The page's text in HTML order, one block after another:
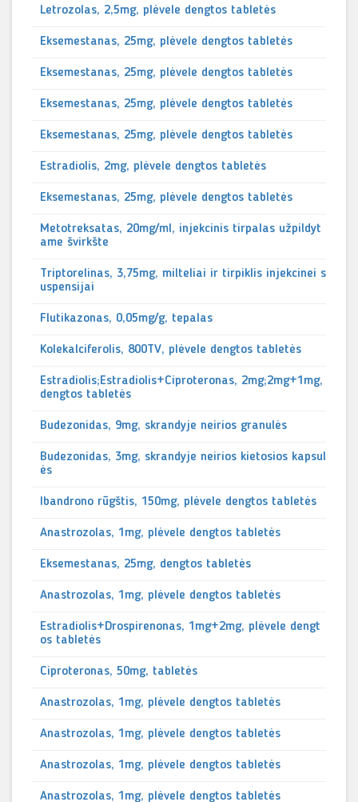
Letrozolas, 2,5mg, plėvele dengtos tabletės
Eksemestanas, 25mg, plėvele dengtos tabletės
Eksemestanas, 25mg, plėvele dengtos tabletės
Eksemestanas, 25mg, plėvele dengtos tabletės
Eksemestanas, 25mg, plėvele dengtos tabletės
Estradiolis, 2mg, plėvele dengtos tabletės
Eksemestanas, 25mg, plėvele dengtos tabletės
Metotreksatas, 20mg/ml, injekcinis tirpalas užpildyt
ame švirkšte
Triptorelinas, 3,75mg, milteliai ir tirpiklis injekcinei s
uspensijai
Flutikazonas, 0,05mg/g, tepalas
Kolekalciferolis, 800TV, plėvele dengtos tabletės
Estradiolis;Estradiolis+Ciproteronas, 2mg;2mg+1mg,
dengtos tabletės
Budezonidas, 9mg, skrandyje neirios granulės
Budezonidas, 3mg, skrandyje neirios kietosios kapsul
ės
Ibandrono rūgštis, 150mg, plėvele dengtos tabletės
Anastrozolas, 1mg, plėvele dengtos tabletės
Eksemestanas, 25mg, dengtos tabletės
Anastrozolas, 1mg, plėvele dengtos tabletės
Estradiolis+Drospirenonas, 1mg+2mg, plėvele dengt
os tabletės
Ciproteronas, 50mg, tabletės
Anastrozolas, 1mg, plėvele dengtos tabletės
Anastrozolas, 1mg, plėvele dengtos tabletės
Anastrozolas, 1mg, plėvele dengtos tabletės
Anastrozolas, 1mg, plėvele dengtos tabletės